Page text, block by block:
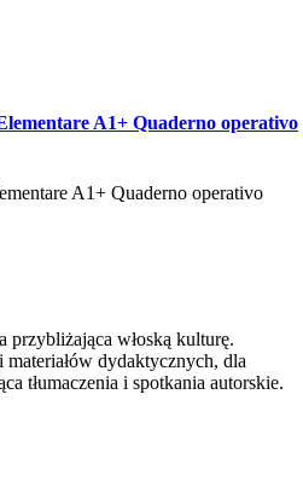
A1+ Quaderno operativo
A1+ Quaderno operativo
przybliżająca włoską kulturę.
dydaktycznych, dla
tłumaczenia i spotkania autorskie.